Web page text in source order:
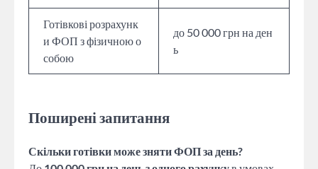
Готівкові розрахунк
и ФОП з фізичною о
собою
до 50 000 грн на ден
ь
Поширені запитання
Скільки готівки може зняти ФОП за день?